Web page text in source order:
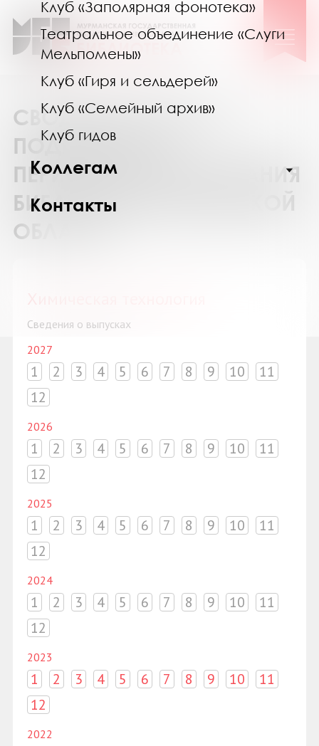
Клуб «Заполярная фонотека»
Театральное объединение «Слуги
Мельпомены»
Клуб «Гиря и сельдерей»
Клуб «Семейный архив»
Клуб гидов
Коллегам
Контакты
СВОДНЫЙ КАТАЛОГ
ПОДПИСКИ НА
ПЕРИОДИЧЕСКИЕ ИЗДАНИЯ
БИБЛИОТЕК МУРМАНСКОЙ
ОБЛАСТИ
Сведения о выпусках
2027
1 2 3 4 5 6 7 8 9 10
11
12
2026
1 2 3 4 5 6 7 8 9 10
11
12
2025
1 2 3 4 5 6 7 8 9 10
11
12
2024
1 2 3 4 5 6 7 8 9 10
11
12
2023
1 2 3 4 5 6 7 8 9 10
11
12
2022